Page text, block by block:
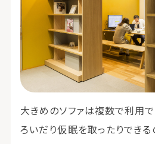
大きめのソファは複数で利用で
ろいだり仮眠を取ったりできる